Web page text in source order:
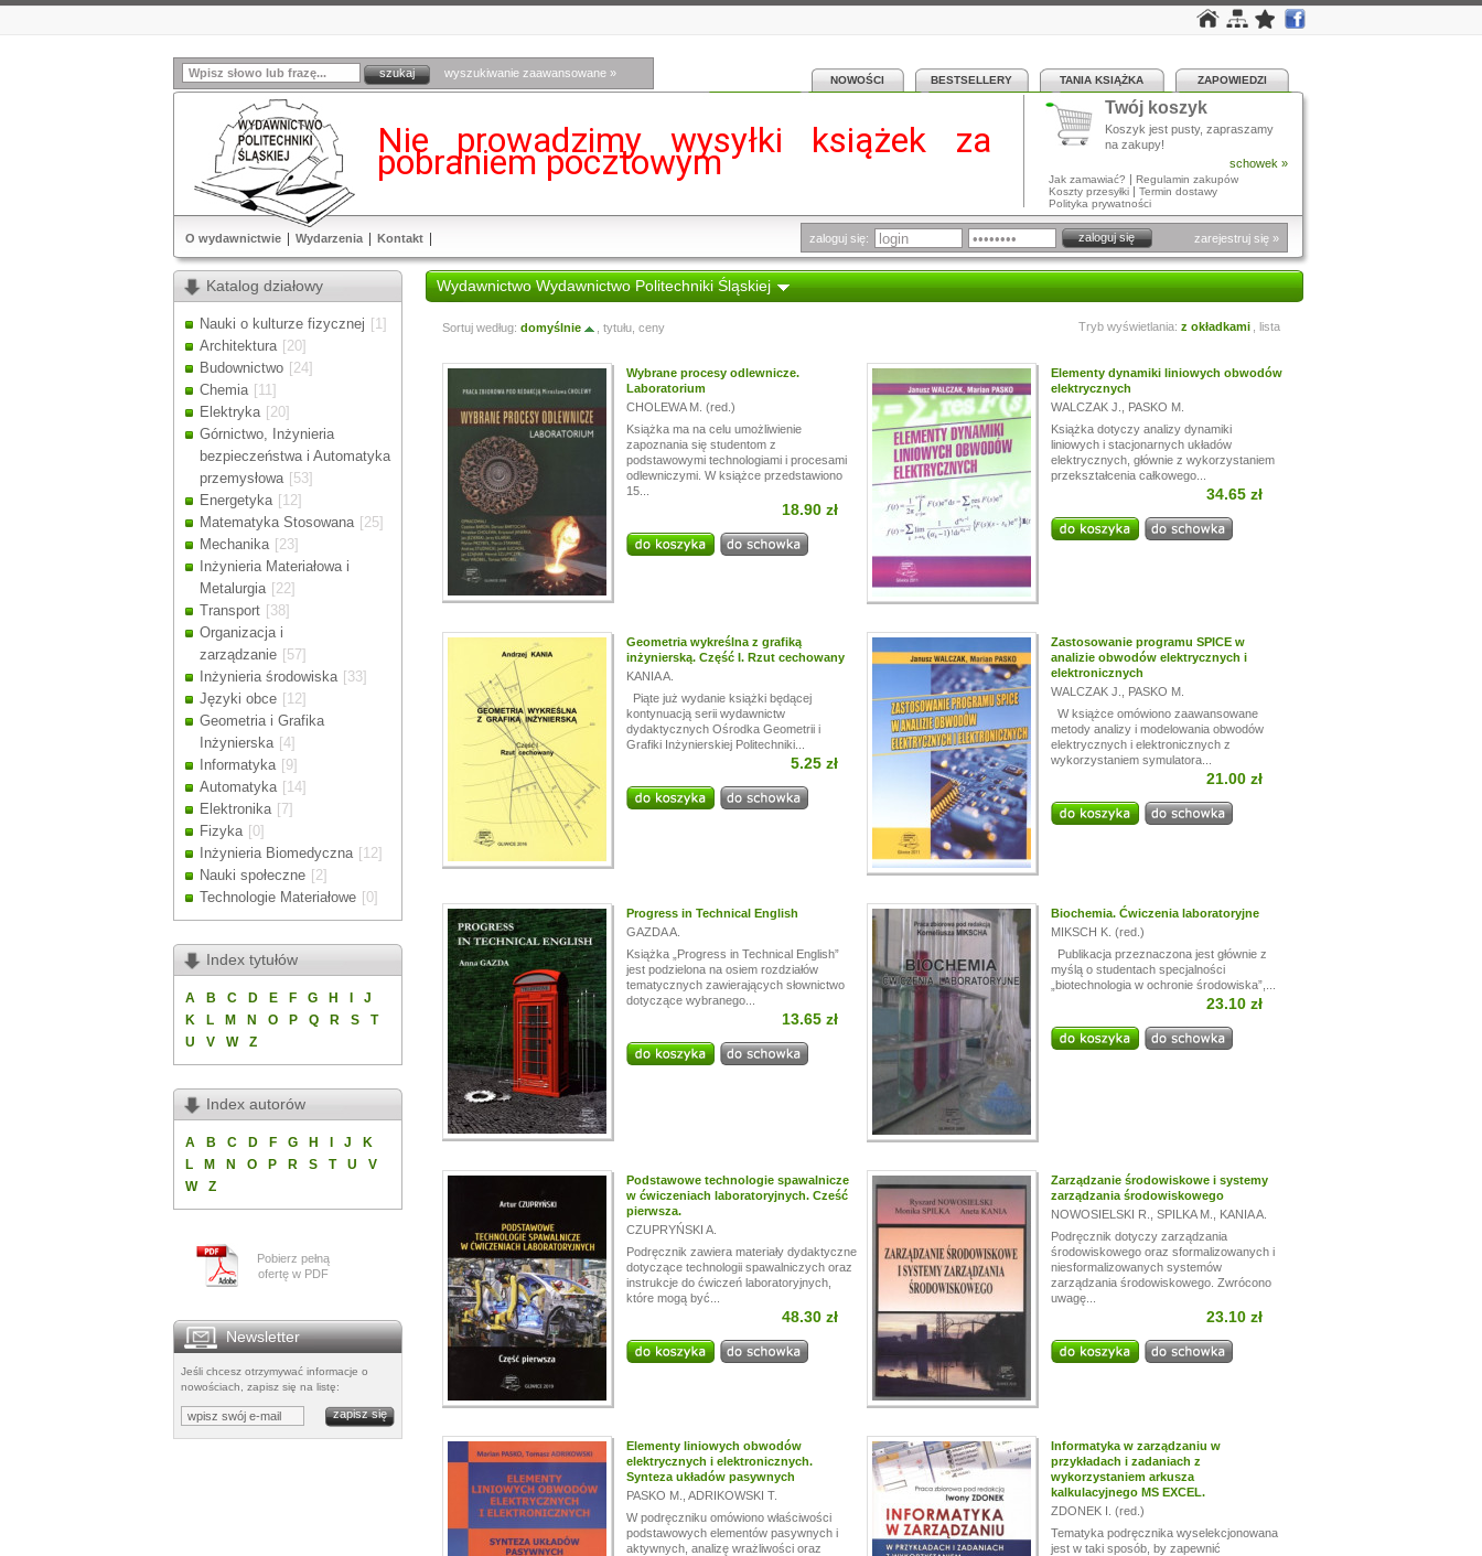
wyszukiwanie zaawansowane »
NOWOŚCI BESTSELLERY TANIA KSIĄŻKA ZAPOWIEDZI
Nie prowadzimy wysyłki książek za
pobraniem pocztowym
Drodzy Klienci!
Ze względu na przerwę wakacyjną, w dniach od13.07. 24.07,
zamówienia mogą być realizowane z opóźnieniem.
Dziękujemy za wyrozumiałość.
Twój koszyk
Koszyk jest pusty, zapraszamy
na zakupy!
schowek »
Jak zamawiać? | Regulamin zakupów
Koszty przesyłki | Termin dostawy
Polityka prywatności
O wydawnictwie Wydarzenia Kontakt zaloguj się: zarejestruj się »
Katalog działowy
Nauki o kulturze fizycznej [1]
Architektura [20]
Budownictwo [24]
Chemia [11]
Elektryka [20]
Górnictwo, Inżynieria
bezpieczeństwa i Automatyka
przemysłowa [53]
Energetyka [12]
Matematyka Stosowana [25]
Mechanika [23]
Inżynieria Materiałowa i
Metalurgia [22]
Transport [38]
Organizacja i
zarządzanie [57]
Inżynieria środowiska [33]
Języki obce [12]
Geometria i Grafika
Inżynierska [4]
Informatyka [9]
Automatyka [14]
Elektronika [7]
Fizyka [0]
Inżynieria Biomedyczna [12]
Nauki społeczne [2]
Technologie Materiałowe [0]
Index tytułów
A B C D E F G H
J
K
L M N O P Q R S
T
U
V W Z
Index autorów
A B C D F G H J
K
L
M N O P R S T U
V
W
Z
Pobierz pełną
ofertę w PDF
Newsletter
Jeśli chcesz otrzymywać informacje o
nowościach, zapisz się na listę:
Wydawnictwo Wydawnictwo Politechniki Śląskiej
Sortuj według: domyślnie tytułu, ceny Tryb wyświetlania: z okładkami lista
Wybrane procesy odlewnicze.
Laboratorium
CHOLEWA M. (red.)
Książka ma na celu umożliwienie
zapoznania się studentom z
podstawowymi technologiami i procesami
odlewniczymi. W książce przedstawiono
15...
18.90 zł
Elementy dynamiki liniowych obwodów
elektrycznych
WALCZAK J.
PASKO M.
Książka dotyczy analizy dynamiki
liniowych i stacjonarnych układów
elektrycznych, głównie z wykorzystaniem
przekształcenia całkowego...
34.65 zł
Geometria wykreślna z grafiką
inżynierską. Część I. Rzut cechowany
KANIA A.
Piąte już wydanie książki będącej
kontynuacją serii wydawnictw
dydaktycznych Ośrodka Geometrii i
Grafiki Inżynierskiej Politechniki...
5.25 zł
Zastosowanie programu SPICE w
analizie obwodów elektrycznych i
elektronicznych
WALCZAK J.
PASKO M.
W książce omówiono zaawansowane
metody analizy i modelowania obwodów
elektrycznych i elektronicznych z
wykorzystaniem symulatora...
21.00 zł
Progress in Technical English
GAZDA A.
Książka „Progress in Technical English”
jest podzielona na osiem rozdziałów
tematycznych zawierających słownictwo
dotyczące wybranego...
13.65 zł
Biochemia. Ćwiczenia laboratoryjne
MIKSCH K. (red.)
Publikacja przeznaczona jest głównie z
myślą o studentach specjalności
„biotechnologia w ochronie środowiska”,...
23.10 zł
Podstawowe technologie spawalnicze
w ćwiczeniach laboratoryjnych. Cześć
pierwsza.
CZUPRYŃSKI A.
Podręcznik zawiera materiały dydaktyczne
dotyczące technologii spawalniczych oraz
instrukcje do ćwiczeń laboratoryjnych,
które mogą być...
48.30 zł
Zarządzanie środowiskowe i systemy
zarządzania środowiskowego
NOWOSIELSKI R.
SPILKA M.
KANIA A.
Podręcznik dotyczy zarządzania
środowiskowego oraz sformalizowanych i
niesformalizowanych systemów
zarządzania środowiskowego. Zwrócono
uwagę...
23.10 zł
Elementy liniowych obwodów
elektrycznych i elektronicznych.
Synteza układów pasywnych
PASKO M.
ADRIKOWSKI T.
W podręczniku omówiono właściwości
podstawowych elementów pasywnych i
aktywnych, analizę wrażliwości oraz
Informatyka w zarządzaniu w
przykładach i zadaniach z
wykorzystaniem arkusza
kalkulacyjnego MS EXCEL.
ZDONEK I. (red.)
Tematyka podręcznika wyselekcjonowana
jest w taki sposób, by zapewnić